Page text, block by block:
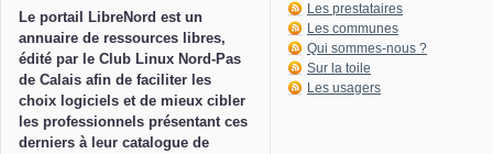
Le portail LibreNord est un
annuaire de ressources libres,
édité par le Club Linux Nord-Pas
de Calais afin de faciliter les
choix logiciels et de mieux cibler
les professionnels présentant ces
derniers à leur catalogue de
Les prestataires
Les communes
Qui sommes-nous ?
Sur la toile
Les usagers